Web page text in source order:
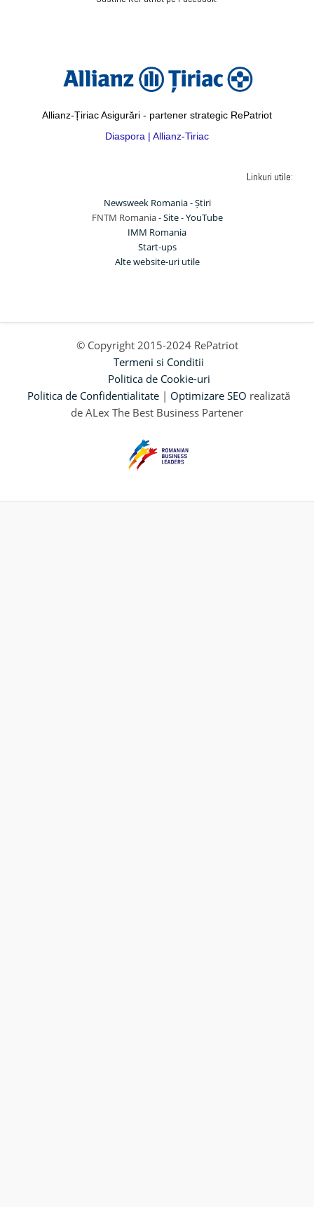
Allianz-Țiriac Asigurări - partener strategic RePatriot
Diaspora | Allianz-Tiriac
Linkuri utile:
Newsweek Romania - Știri
FNTM Romania -Site-YouTube
IMM Romania
Start-ups
Alte website-uri utile
© Copyright 2015-2024 RePatriot
Termeni si Conditii
Politica de Cookie-uri
Politica de Confidentialitate | Optimizare SEO realizată
de ALex The Best Business Partener